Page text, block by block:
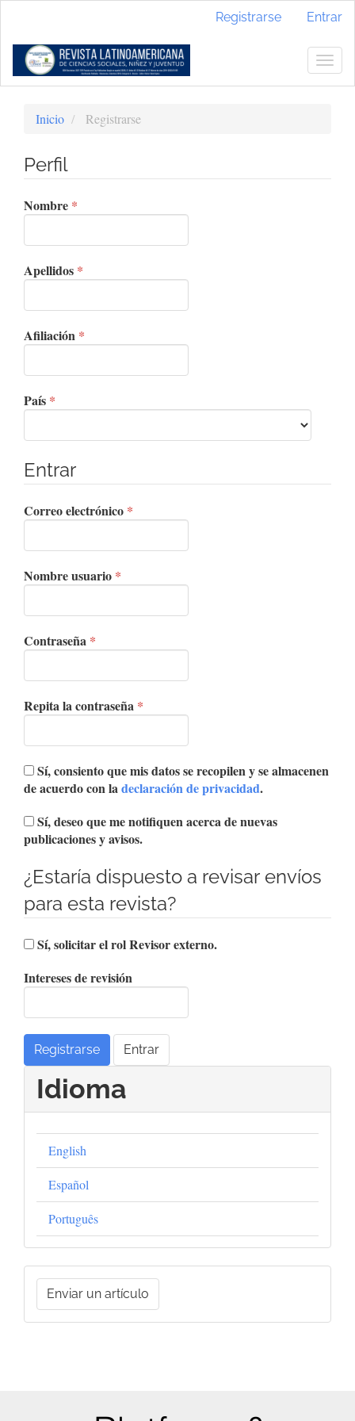
Contenido
principal
Barra
Registrarse Entrar
Inicio Registrarse
Perfil
Nombre *
Apellidos *
Afiliación *
País *
Entrar
Correo electrónico *
Nombre usuario *
Contraseña *
Repita la contraseña *
de acuerdo con ladeclaración de privacidad.
publicaciones y avisos.
¿Estaría dispuesto a revisar envíos
para esta revista?
Sí, solicitar el rol Revisor externo.
Intereses de revisión
Registrarse Entrar
Idioma
English
Español
Português
Enviar
unEnviar un artículo